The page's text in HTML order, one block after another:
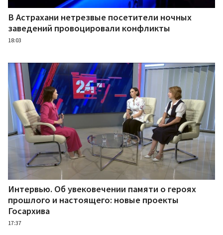
В Астрахани нетрезвые посетители ночных
заведений провоцировали конфликты
18:03
Интервью. Об увековечении памяти о героях
прошлого и настоящего: новые проекты
Госархива
17:37